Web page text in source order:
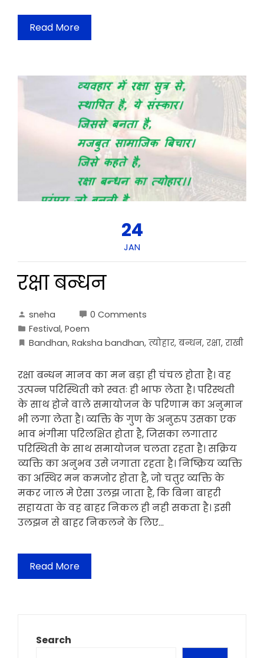
Read More
24
JAN
रक्षा बन्धन
sneha
0 Comments
Festival, Poem
Bandhan, Raksha bandhan, त्योहार, बन्धन, रक्षा, राखी
रक्षा बन्धन मानव का मन बड़ा ही चंचल होता है। वह
उत्पन्न परिस्थिती को स्वतः ही भाफ लेता है। परिस्थती
के साथ होने वाले समायोजन के परिणाम का अनुमान
भी लगा लेता है। व्यक्ति के गुण के अनुरुप उसका एक
भाव भंगीमा परिलक्षित होता है, जिसका लगातार
परिस्थिती के साथ समायोजन चलता रहता है। सक्रिय
व्यक्ति का अनुभव उसे जगाता रहता है। निष्क्रिय व्यक्ति
का अस्थिर मन कमजोर होता है, जो चतुर व्यक्ति के
मकर जाल मे ऐसा उलझ जाता है, कि बिना बाहरी
सहायता के वह बाहर निकल ही नही सकता है। इसी
उलझन से बाहर निकलने के लिए…
Read More
Search